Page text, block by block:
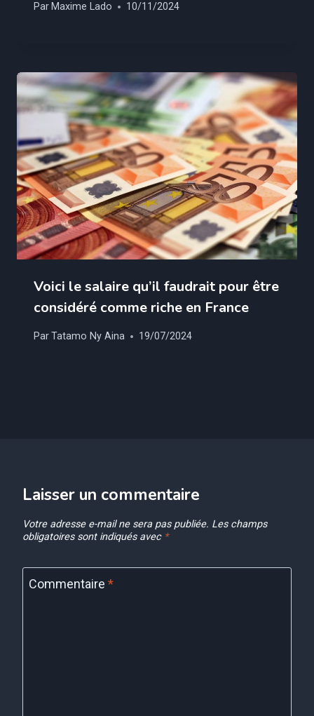
Par Maxime Lado 10/11/2024
Voici le salaire qu’il faudrait pour être
considéré comme riche en France
ParTatamo Ny Aina 19/07/2024
Laisser un commentaire
Votre adresse e-mail ne sera pas publiée. Les champs
obligatoires sont indiqués avec *
Commentaire *